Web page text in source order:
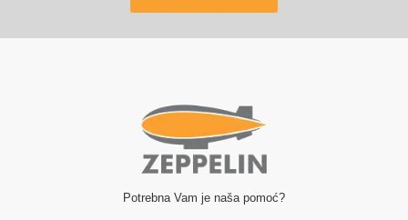
Potrebna Vam je naša pomoć?